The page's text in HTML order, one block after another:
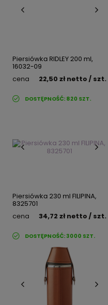
Piersiówka RIDLEY 200 ml,
16032-09
cena
22,50 zł netto/ szt.
DOSTĘPNOŚĆ:820 SZT.
Piersiówka 230 ml FILIPINA,
8325701
cena
34,72 zł netto/ szt.
DOSTĘPNOŚĆ:3000 SZT.